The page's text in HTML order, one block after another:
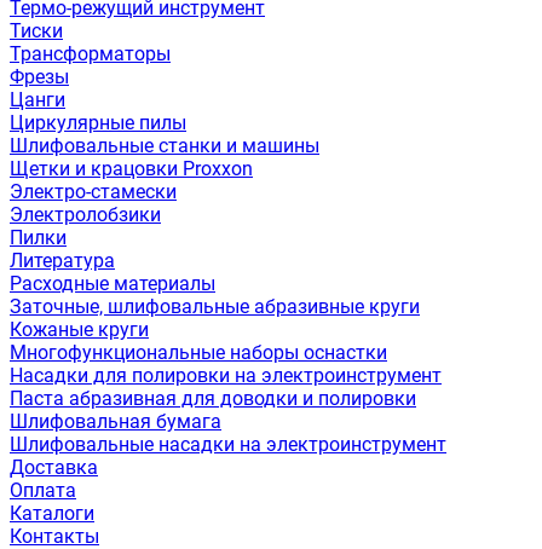
Термо-режущий инструмент
Тиски
Трансформаторы
Фрезы
Цанги
Циркулярные пилы
Шлифовальные станки и машины
Щетки и крацовки Proxxon
Электро-стамески
Электролобзики
Пилки
Литература
Расходные материалы
Заточные, шлифовальные абразивные круги
Кожаные круги
Многофункциональные наборы оснастки
Насадки для полировки на электроинструмент
Паста абразивная для доводки и полировки
Шлифовальная бумага
Шлифовальные насадки на электроинструмент
Доставка
Оплата
Каталоги
Контакты